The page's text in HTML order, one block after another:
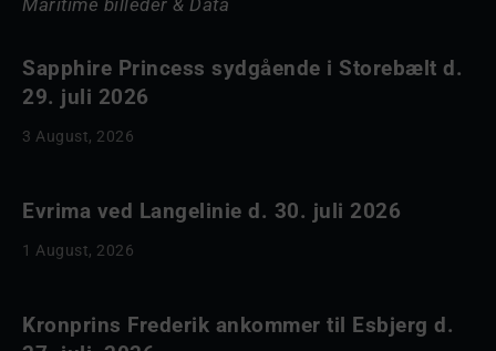
Maritime billeder & Data
Sapphire Princess sydgående i Storebælt d.
29. juli 2026
3 August, 2026
Evrima ved Langelinie d. 30. juli 2026
1 August, 2026
Kronprins Frederik ankommer til Esbjerg d.